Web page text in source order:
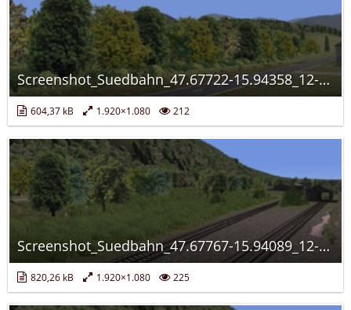
Screenshot_Suedbahn_47.67722-15.94358_12-18-23.jpg
604,37 kB 1.920×1.080 212
Screenshot_Suedbahn_47.67767-15.94089_12-02-59.jpg
820,26 kB 1.920×1.080 225